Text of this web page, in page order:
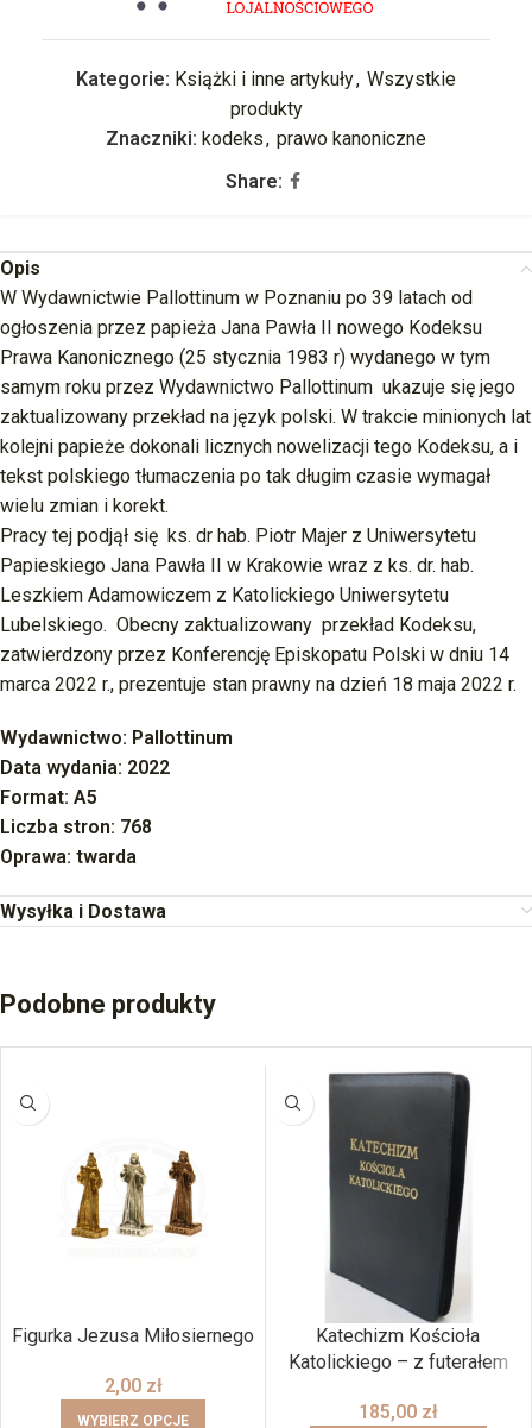
Kategorie: Książki i inne artykuły, Wszystkie
produkty
Znaczniki: kodeks, prawo kanoniczne
Share:
Opis
W Wydawnictwie Pallottinum w Poznaniu po 39 latach od
ogłoszenia przez papieża Jana Pawła II nowego Kodeksu
Prawa Kanonicznego (25 stycznia 1983 r) wydanego w tym
samym roku przez Wydawnictwo Pallottinum ukazuje się jego
zaktualizowany przekład na język polski. W trakcie minionych lat
kolejni papieże dokonali licznych nowelizacji tego Kodeksu, a i
tekst polskiego tłumaczenia po tak długim czasie wymagał
wielu zmian i korekt.
Pracy tej podjął się ks. dr hab. Piotr Majer z Uniwersytetu
Papieskiego Jana Pawła II w Krakowie wraz z ks. dr. hab.
Leszkiem Adamowiczem z Katolickiego Uniwersytetu
Lubelskiego. Obecny zaktualizowany przekład Kodeksu,
zatwierdzony przez Konferencję Episkopatu Polski w dniu 14
marca 2022 r., prezentuje stan prawny na dzień 18 maja 2022 r.
Wydawnictwo: Pallottinum
Data wydania: 2022
Format: A5
Liczba stron: 768
Oprawa: twarda
Wysyłka i Dostawa
Podobne produkty
Figurka Jezusa Miłosiernego
2,00 zł
WYBIERZ OPCJE
BRAK
Katechizm Kościoła
Katolickiego – z futerałem
185,00 zł